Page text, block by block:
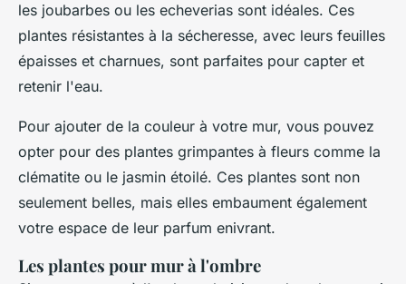
les joubarbes ou les echeverias sont idéales. Ces
plantes résistantes à la sécheresse, avec leurs feuilles
épaisses et charnues, sont parfaites pour capter et
retenir l'eau.
Pour ajouter de la couleur à votre mur, vous pouvez
opter pour des plantes grimpantes à fleurs comme la
clématite ou le jasmin étoilé. Ces plantes sont non
seulement belles, mais elles embaument également
votre espace de leur parfum enivrant.
Les plantes pour mur à l'ombre